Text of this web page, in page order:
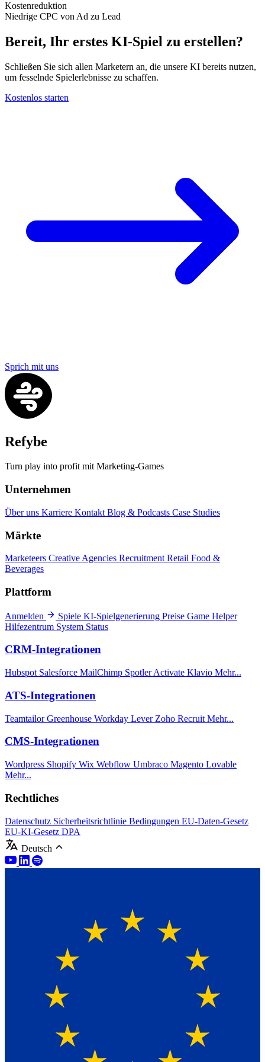
Kostenreduktion
Niedrige CPC von Ad zu Lead
Bereit, Ihr erstes KI-Spiel zu erstellen?
Schließen Sie sich allen Marketern an, die unsere KI bereits nutzen,
um fesselnde Spielerlebnisse zu schaffen.
Kostenlos starten
Sprich mit uns
Refybe
Turn play into profit mit Marketing-Games
Unternehmen
Über uns Karriere Kontakt Blog & Podcasts Case Studies
Märkte
Marketeers Creative Agencies Recruitment Retail Food &
Beverages
Plattform
Anmelden Spiele KI-Spielgenerierung Preise Game Helper
Hilfezentrum System Status
CRM-Integrationen
Hubspot Salesforce MailChimp Spotler Activate Klavio Mehr...
ATS-Integrationen
TeamtailorGreenhouse Workday Lever Zoho Recruit Mehr...
CMS-Integrationen
Wordpress Shopify Wix Webflow Umbraco Magento Lovable
Mehr...
Rechtliches
Datenschutz Sicherheitsrichtlinie Bedingungen EU-Daten-Gesetz
EU-KI-Gesetz DPA
Deutsch